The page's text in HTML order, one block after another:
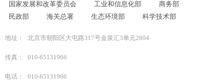
国家发展和改革委员会 工业和信息化部
商务部
民政部
海关总署 生态环境部 科学技术部
地址： 北京市朝阳区大屯路317号金泉汇3单元2804
传真： 010-65131966
电话： 010-65131966